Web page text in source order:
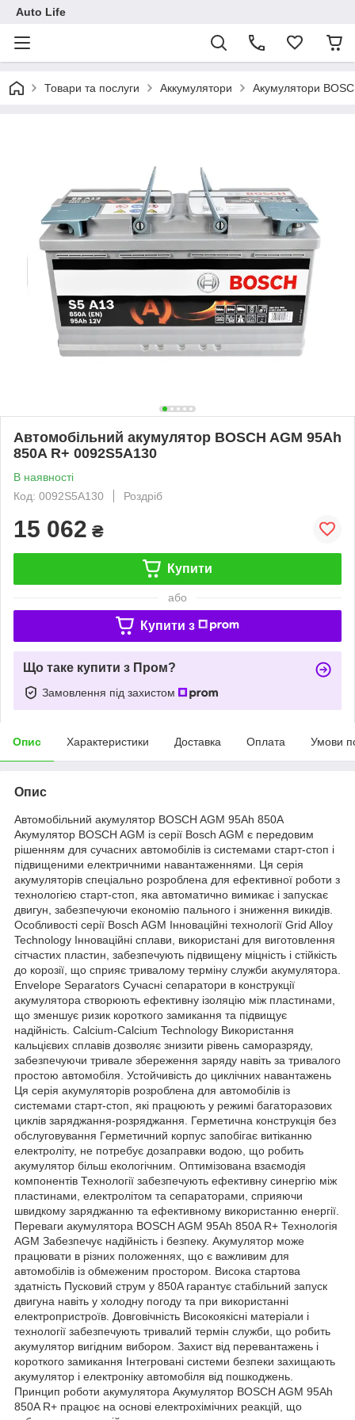
Auto Life
Товари та послуги Аккумулятори Акумулятори
Автомобільний акумулятор BOSCH AGM 95Ah
850A R+ 0092S5A130
В наявності
Код: 0092S5A130
Роздріб
15 062 ₴
Купити
або
Купити з
Що таке купити з Пром?
Замовлення під захистом
Опис Характеристики Доставка Оплата Умови
Опис
Автомобільний акумулятор BOSCH AGM 95Ah 850A
Акумулятор BOSCH AGM із серії Bosch AGM є передовим
рішенням для сучасних автомобілів із системами старт-стоп і
підвищеними електричними навантаженнями. Ця серія
акумуляторів спеціально розроблена для ефективної роботи з
технологією старт-стоп, яка автоматично вимикає і запускає
двигун, забезпечуючи економію пального і зниження викидів.
Особливості серії Bosch AGM Інноваційні технології Grid Alloy
Technology Інноваційні сплави, використані для виготовлення
сітчастих пластин, забезпечують підвищену міцність і стійкість
до корозії, що сприяє тривалому терміну служби акумулятора.
Envelope Separators Сучасні сепаратори в конструкції
акумулятора створюють ефективну ізоляцію між пластинами,
що зменшує ризик короткого замикання та підвищує
надійність. Calcium-Calcium Technology Використання
кальцієвих сплавів дозволяє знизити рівень саморазряду,
забезпечуючи тривале збереження заряду навіть за тривалого
простою автомобіля. Устойчивість до циклічних навантажень
Ця серія акумуляторів розроблена для автомобілів із
системами старт-стоп, які працюють у режимі багаторазових
циклів заряджання-розряджання. Герметична конструкція без
обслуговування Герметичний корпус запобігає витіканню
електроліту, не потребує дозаправки водою, що робить
акумулятор більш екологічним. Оптимізована взаємодія
компонентів Технології забезпечують ефективну синергію між
пластинами, електролітом та сепараторами, сприяючи
швидкому заряджанню та ефективному використанню енергії.
Переваги акумулятора BOSCH AGM 95Ah 850A R+ Технологія
AGM Забезпечує надійність і безпеку. Акумулятор може
працювати в різних положеннях, що є важливим для
автомобілів із обмеженим простором. Висока стартова
здатність Пусковий струм у 850A гарантує стабільний запуск
двигуна навіть у холодну погоду та при використанні
електропристроїв. Довговічність Високоякісні матеріали і
технології забезпечують тривалий термін служби, що робить
акумулятор вигідним вибором. Захист від перевантажень і
короткого замикання Інтегровані системи безпеки захищають
акумулятор і електроніку автомобіля від пошкоджень.
Принцип роботи акумулятора Акумулятор BOSCH AGM 95Ah
850A R+ працює на основі електрохімічних реакцій, що